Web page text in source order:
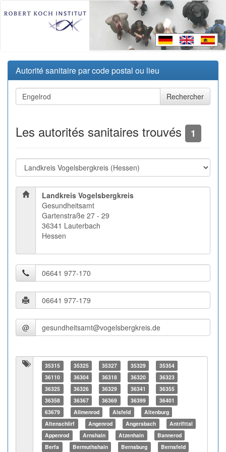
Autorité sanitaire par code postal ou lieu
Les autorités sanitaires trouvés 1
Landkreis Vogelsbergkreis
Gesundheitsamt
Gartenstraße 27 - 29
36341 Lauterbach
Hessen
@
35315 35325 35327 35329
35354
36110
36304 36318 36320
36323
36325
36326 36329 36341
36355
36358
36367 36369 36399
36401
63679
Allmenrod Alsfeld
Altenburg
Altenschlirf
Angenrod Angersbach
Antrifttal
Appenrod
Arnshain Atzenhain
Bannerod
Berfa
Bermuthshain Bernsburg Bernsfeld